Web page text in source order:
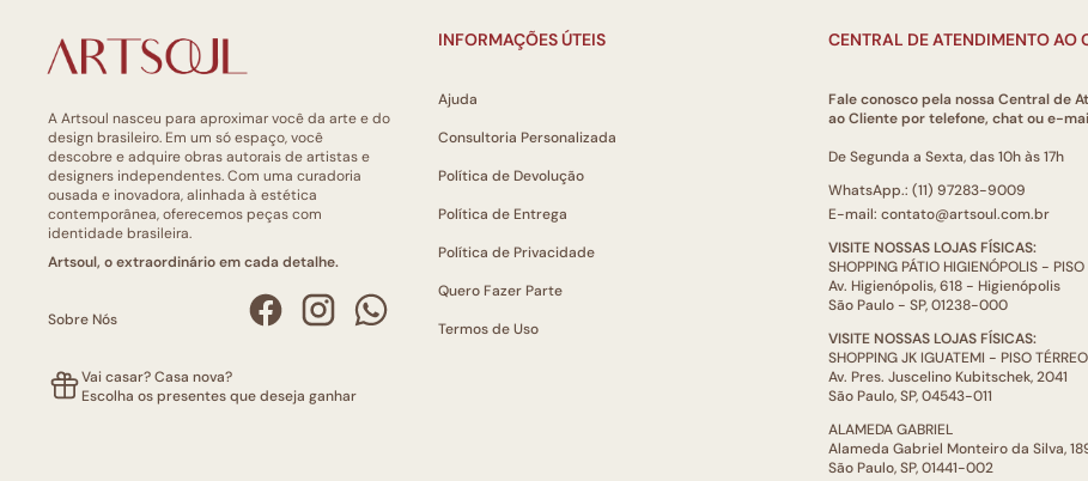
A Artsoul nasceu para aproximar você da arte e do
design brasileiro. Em um só espaço, você
descobre e adquire obras autorais de artistas e
designers independentes. Com uma curadoria
ousada e inovadora, alinhada à estética
contemporânea, oferecemos peças com
identidade brasileira.
Artsoul, o extraordinário em cada detalhe.
Sobre Nós
Vai casar? Casa nova?
Escolha os presentes que deseja ganhar
INFORMAÇÕES ÚTEIS
Ajuda
Consultoria Personalizada
Política de Devolução
Política de Entrega
Política de Privacidade
Quero Fazer Parte
Termos de Uso
CENTRAL DE ATENDIMENTO AO
Fale conosco pela nossa Central de
ao Cliente por telefone, chat ou e-
De Segunda a Sexta, das 10h às 17h
WhatsApp.: (11) 97283-9009
E-mail: contato@artsoul.com.br
VISITE NOSSAS LOJAS FÍSICAS:
SHOPPING PÁTIO HIGIENÓPOLIS -
Av. Higienópolis, 618 - Higienópolis
São Paulo - SP, 01238-000
VISITE NOSSAS LOJAS FÍSICAS:
SHOPPING JK IGUATEMI - PISO TÉRREO
Av. Pres. Juscelino Kubitschek, 2041
São Paulo, SP, 04543-011
ALAMEDA GABRIEL
Alameda Gabriel Monteiro da Silva,
São Paulo, SP, 01441-002